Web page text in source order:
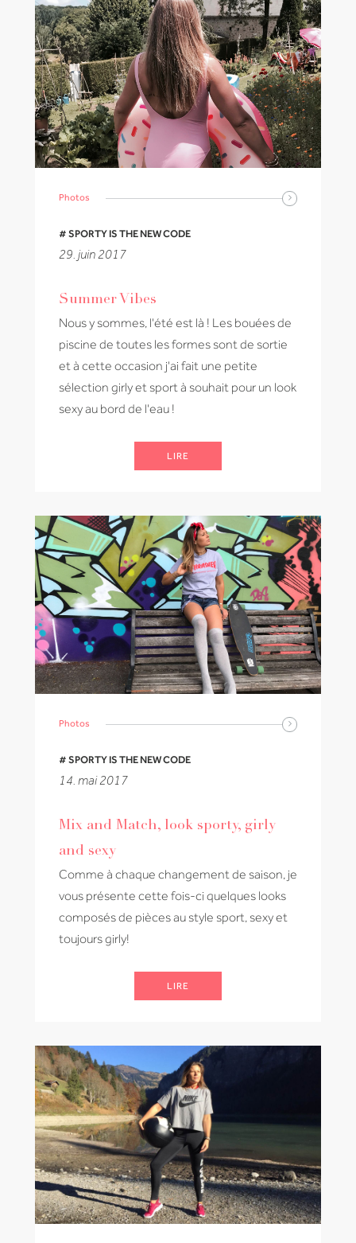
Photos
# SPORTY IS THE NEW CODE
29. juin 2017
Summer Vibes
Nous y sommes, l'été est là ! Les bouées de
piscine de toutes les formes sont de sortie
et à cette occasion j'ai fait une petite
sélection girly et sport à souhait pour un look
sexy au bord de l'eau !
LIRE
Photos
# SPORTY IS THE NEW CODE
14. mai 2017
Mix and Match, look sporty, girly
and sexy
Comme à chaque changement de saison, je
vous présente cette fois-ci quelques looks
composés de pièces au style sport, sexy et
toujours girly!
LIRE